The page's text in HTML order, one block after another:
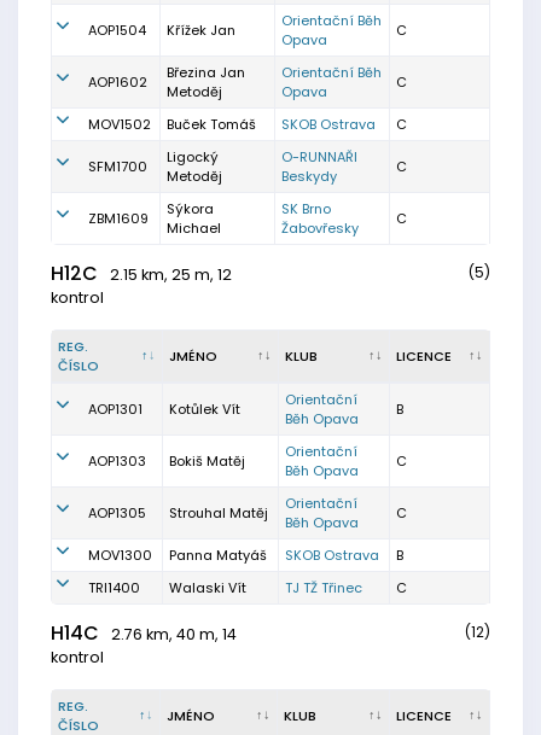
AOP1504 Křížek Jan
Orientační Běh
Opava
C
AOP1602
Březina Jan
Metoděj
Orientační Běh
Opava
C
MOV1502 Buček Tomáš SKOB Ostrava C
SFM1700
Ligocký
Metoděj
O-RUNNAŘI
Beskydy
C
ZBM1609
Sýkora
Michael
SK Brno
Žabovřesky
C
H12C
2.15 km, 25 m, 12
kontrol
(5)
REG.
ČÍSLO
JMÉNO KLUB LICENCE
AOP1301 Kotůlek Vít
Orientační
Běh Opava
B
AOP1303 Bokiš Matěj
Orientační
Běh Opava
C
AOP1305 Strouhal Matěj
Orientační
Běh Opava
C
MOV1300 Panna Matyáš SKOB Ostrava
B
TRI1400
Walaski Vít TJ TŽ Třinec C
H14C
2.76 km, 40 m, 14
kontrol
(12)
REG.
ČÍSLO
JMÉNO KLUB LICENCE